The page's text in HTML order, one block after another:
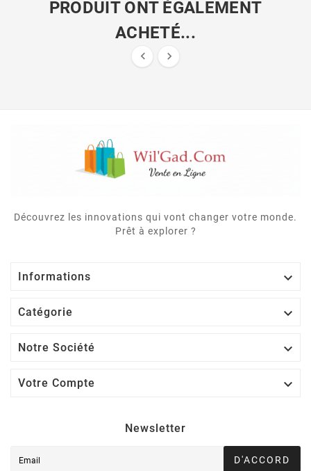
PRODUIT ONT ÉGALEMENT
ACHETÉ...
 
Découvrez les innovations qui vont changer votre monde.
Prêt à explorer ?
Informations 
Catégorie 
Notre Société 
Votre Compte 
Newsletter
D'ACCORD